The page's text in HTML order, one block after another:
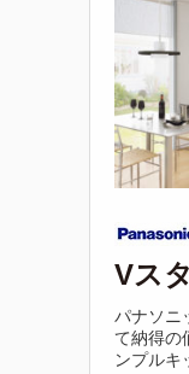
Vス
パナソニ
て納得の
ンプルキ